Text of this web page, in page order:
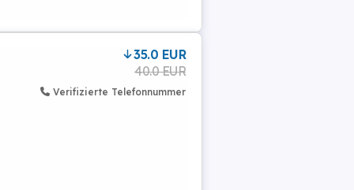
35.0 EUR
40.0 EUR
Verifizierte Telefonnummer